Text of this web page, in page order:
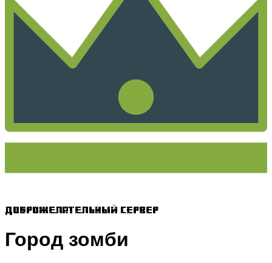
Доброжелательный сервер
Город зомби